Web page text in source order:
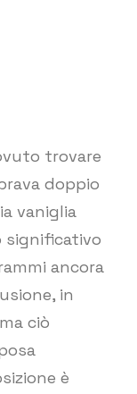
trovare
doppio
vaniglia
significativo
ancora
in
ciò
è